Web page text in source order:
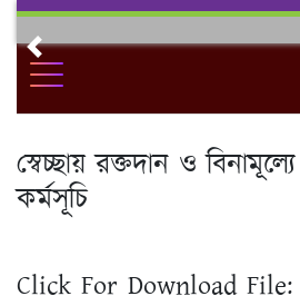
Skip
contentPrevious
স্বেচ্ছায় রক্তদান ও
কর্মসূচি
Click For Download File: